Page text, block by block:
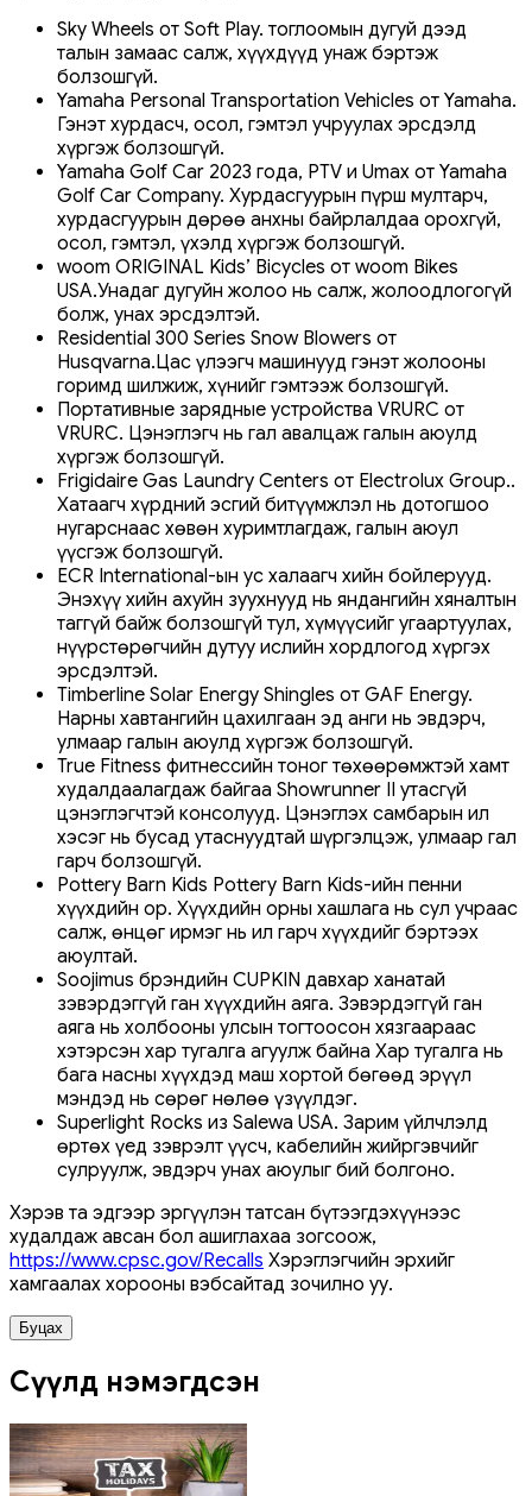
Sky Wheels от Soft Play. тоглоомын дугуй дээд
талын замаас салж, хүүхдүүд унаж бэртэж
болзошгүй.
Yamaha Personal Transportation Vehicles от Yamaha.
Гэнэт хурдасч, осол, гэмтэл учруулах эрсдэлд
хүргэж болзошгүй.
Yamaha Golf Car 2023 года, PTV и Umax от Yamaha
Golf Car Company. Хурдасгуурын пүрш мултарч,
хурдасгуурын дөрөө анхны байрлалдаа орохгүй,
осол, гэмтэл, үхэлд хүргэж болзошгүй.
woom ORIGINAL Kids’ Bicycles от woom Bikes
USA.Унадаг дугуйн жолоо нь салж, жолоодлогогүй
болж, унах эрсдэлтэй.
Residential 300 Series Snow Blowers от
Husqvarna.Цас үлээгч машинууд гэнэт жолооны
горимд шилжиж, хүнийг гэмтээж болзошгүй.
Портативные зарядные устройства VRURC от
VRURC. Цэнэглэгч нь гал авалцаж галын аюулд
хүргэж болзошгүй.
Frigidaire Gas Laundry Centers от Electrolux Group..
Хатаагч хүрдний эсгий битүүмжлэл нь дотогшоо
нугарснаас хөвөн хуримтлагдаж, галын аюул
үүсгэж болзошгүй.
ECR International-ын ус халаагч хийн бойлерууд.
Энэхүү хийн ахуйн зуухнууд нь яндангийн хяналтын
таггүй байж болзошгүй тул, хүмүүсийг угаартуулах,
нүүрстөрөгчийн дутуу ислийн хордлогод хүргэх
эрсдэлтэй.
Timberline Solar Energy Shingles от GAF Energy.
Нарны хавтангийн цахилгаан эд анги нь эвдэрч,
улмаар галын аюулд хүргэж болзошгүй.
True Fitness фитнессийн тоног төхөөрөмжтэй хамт
худалдаалагдаж байгаа Showrunner II утасгүй
цэнэглэгчтэй консолууд. Цэнэглэх самбарын ил
хэсэг нь бусад утаснуудтай шүргэлцэж, улмаар гал
гарч болзошгүй.
Pottery Barn Kids Pottery Barn Kids-ийн пенни
хүүхдийн ор. Хүүхдийн орны хашлага нь сул учраас
салж, өнцөг ирмэг нь ил гарч хүүхдийг бэртээх
аюултай.
Soojimus брэндийн CUPKIN давхар ханатай
зэвэрдэггүй ган хүүхдийн аяга. Зэвэрдэггүй ган
аяга нь холбооны улсын тогтоосон хязгаараас
хэтэрсэн хар тугалга агуулж байна Хар тугалга нь
бага насны хүүхдэд маш хортой бөгөөд эрүүл
мэндэд нь сөрөг нөлөө үзүүлдэг.
Superlight Rocks из Salewa USA. Зарим үйлчлэлд
өртөх үед зэврэлт үүсч, кабелийн жийргэвчийг
сулруулж, эвдэрч унах аюулыг бий болгоно.
Хэрэв та эдгээр эргүүлэн татсан бүтээгдэхүүнээс
худалдаж авсан бол ашиглахаа зогсоож,
https://www.cpsc.gov/Recalls Хэрэглэгчийн эрхийг
хамгаалах хорооны вэбсайтад зочилно уу.
Буцах
Сүүлд нэмэгдсэн